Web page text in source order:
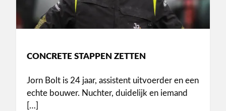
CONCRETE STAPPEN ZETTEN
Jorn Bolt is 24 jaar, assistent uitvoerder en een
echte bouwer. Nuchter, duidelijk en iemand
[…]